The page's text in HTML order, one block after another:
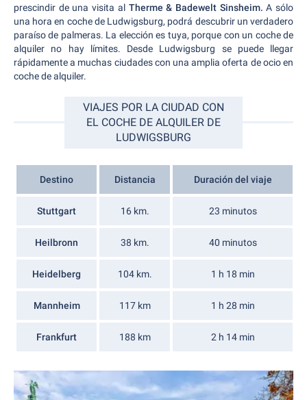
prescindir de una visita al Therme & Badewelt Sinsheim. A sólo
una hora en coche de Ludwigsburg, podrá descubrir un verdadero
paraíso de palmeras. La elección es tuya, porque con un coche de
alquiler no hay límites. Desde Ludwigsburg se puede llegar
rápidamente a muchas ciudades con una amplia oferta de ocio en
coche de alquiler.
VIAJES POR LA CIUDAD CON
EL COCHE DE ALQUILER DE
LUDWIGSBURG
Destino Distancia Duración del viaje
Stuttgart 16 km. 23 minutos
Heilbronn 38 km. 40 minutos
Heidelberg 104 km. 1 h 18 min
Mannheim 117 km 1 h 28 min
Frankfurt 188 km 2 h 14 min